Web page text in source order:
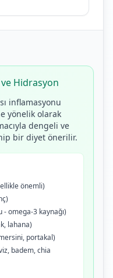
Hidrasyon
inflamasyonu
yönelik olarak
dengeli ve
bir diyet önerilir.
önemli)
- omega-3 kaynağı)
lahana)
portakal)
badem, chia